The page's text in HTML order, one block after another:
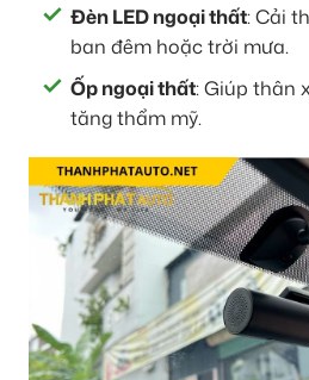
Đèn LED ngoại thất: Cải
ban đêm hoặc trời mưa.
Ốp ngoại thất: Giúp thân
tăng thẩm mỹ.